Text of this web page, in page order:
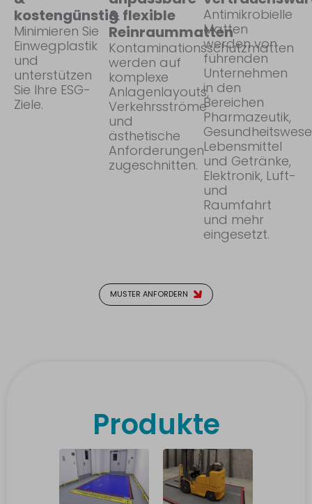
kostengünstig
Minimieren Sie
Einwegplastik
und
unterstützen
Sie Ihre ESG-
Ziele.
& flexible
Reinraummatten
Kontaminationsschutzmatten
werden auf
komplexe
Anlagenlayouts,
Verkehrsströme
und
ästhetische
Anforderungen
zugeschnitten.
Antimikrobielle
Matten
werden von
führenden
Unternehmen
in den
Bereichen
Pharmazeutik,
Lebensmittel
und Getränke,
Elektronik, Luft-
und
Raumfahrt
und mehr
eingesetzt.
MUSTER ANFORDERN
Produkte